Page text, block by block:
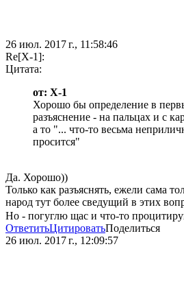
26 июл. 2017 г., 11:58:46
Re[X-1]:
Цитата:
от: X-1
Хорошо бы определение в
разъяснение - на пальцах и с
а то "... что-то весьма
просится"
Да. Хорошо))
Только как разъяснять, ежели сама
народ тут более сведущий в этих
Но - погуглю щас и что-то
ОтветитьЦитироватьПоделиться
26 июл. 2017 г., 12:09:57